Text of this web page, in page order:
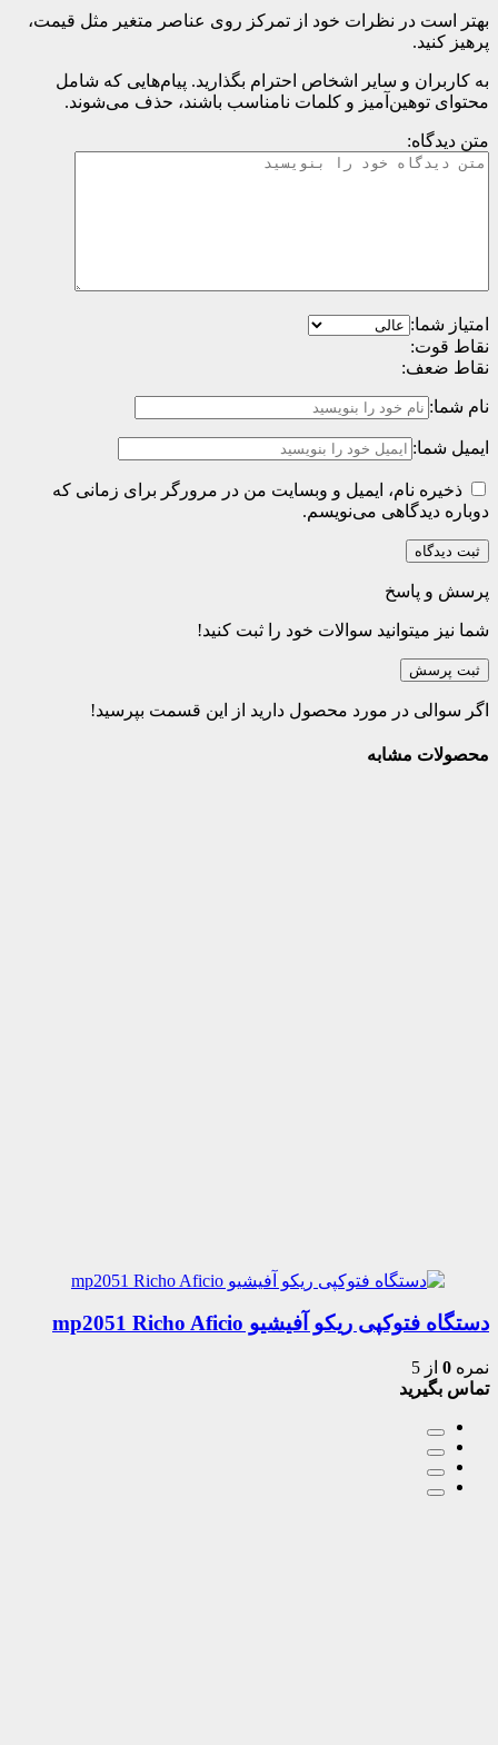
بهتر است در نظرات خود از تمرکز روی عناصر متغیر مثل قیمت،
پرهیز کنید.
به کاربران و سایر اشخاص احترام بگذارید. پیام‌هایی که شامل
محتوای توهین‌آمیز و کلمات نامناسب باشند، حذف می‌شوند.
متن دیدگاه:
امتیاز شما:
نقاط قوت:
نقاط ضعف:
نام شما:
ایمیل شما:
ذخیره نام، ایمیل و وبسایت من در مرورگر برای زمانی که
دوباره دیدگاهی می‌نویسم.
پرسش و پاسخ
شما نیز میتوانید سوالات خود را ثبت کنید!
ثبت پرسش
اگر سوالی در مورد محصول دارید از این قسمت بپرسید!
محصولات مشابه
دستگاه فتوکپی ریکو آفیشیو mp2051 Richo Aficio
نمره 0 از 5
تماس بگیرید